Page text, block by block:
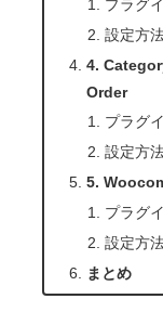
プラグ
設定方
4.
Order
プラグ
設定方
5.
プラグ
設定方
まとめ